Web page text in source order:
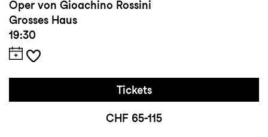
Oper von Gioachino Rossini
Grosses Haus
19:30
Tickets
CHF 65-115